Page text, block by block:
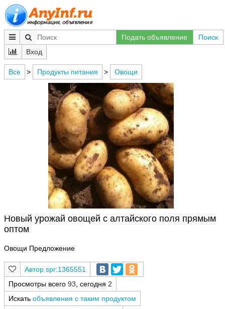
Подать объявление
Поиск
Вход
Все > Продукты питания > Овощи
Новый урожай овощей с алтайского поля прямым
оптом
Овощи Предложение
spr:1365551
Просмотры всего 93 , сегодня 2
Искать объявления с таким продуктом